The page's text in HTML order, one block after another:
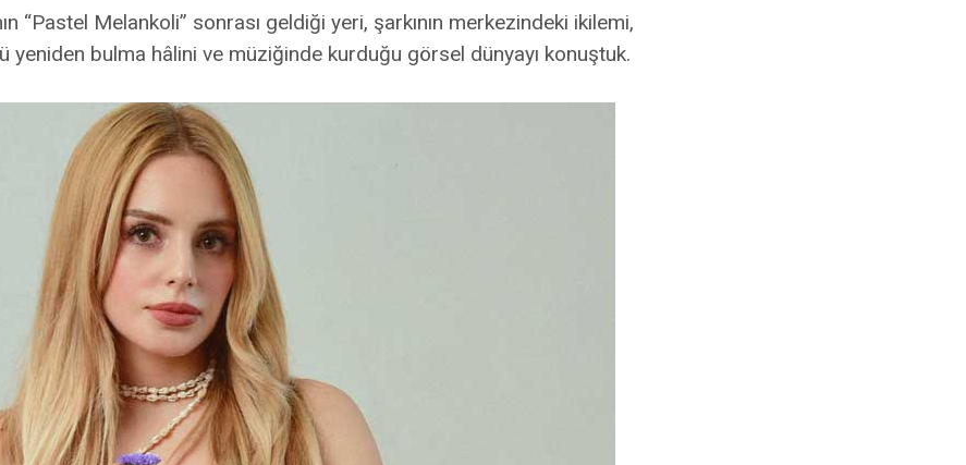
“Pastel Melankoli” sonrası geldiği yeri, şarkının merkezindeki ikilemi,
yeniden bulma hâlini ve müziğinde kurduğu görsel dünyayı konuştuk.